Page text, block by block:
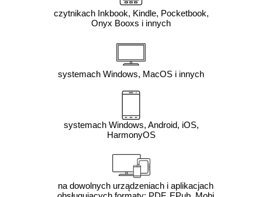
czytnikach Inkbook, Kindle, Pocketbook,
Onyx Booxs i innych
systemach Windows, MacOS i innych
systemach Windows, Android, iOS,
HarmonyOS
na dowolnych urządzeniach i aplikacjach